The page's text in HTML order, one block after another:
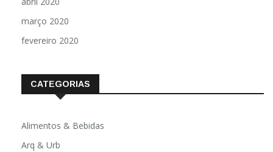
março 2020
fevereiro 2020
CATEGORIAS
Alimentos & Bebidas
Arq & Urb